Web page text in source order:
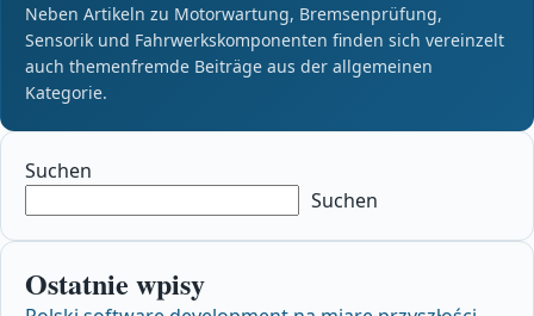
Neben Artikeln zu Motorwartung, Bremsenprüfung,
Sensorik und Fahrwerkskomponenten finden sich vereinzelt
auch themenfremde Beiträge aus der allgemeinen
Kategorie.
Suchen
Suchen
Ostatnie wpisy